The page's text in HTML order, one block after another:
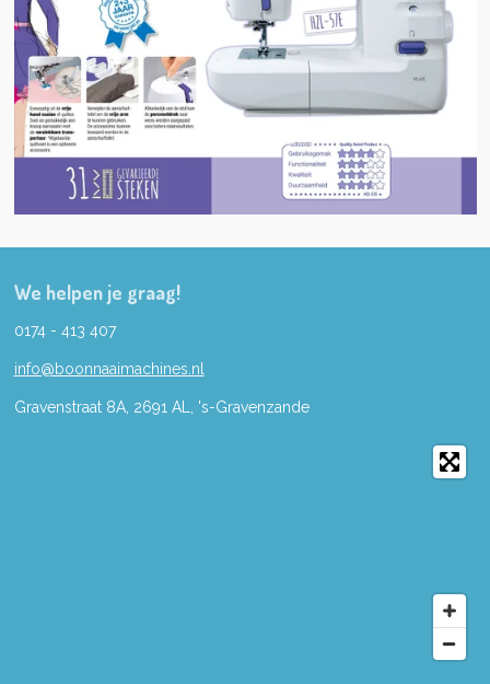
We helpen je graag!
0174 - 413 407
info@boonnaaimachines.nl
Gravenstraat 8A, 2691 AL, 's-Gravenzande